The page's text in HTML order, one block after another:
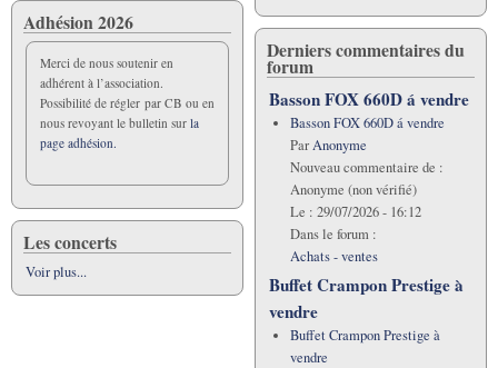
Adhésion 2026
Merci de nous soutenir en
adhérent à l’association.
Possibilité de régler par CB ou en
nous revoyant le bulletin sur la
page adhésion.
Les concerts
Voir plus...
Derniers commentaires du
forum
Basson FOX 660D á vendre
Basson FOX 660D á vendre
ParAnonyme
Nouveau commentaire de :
Anonyme (non vérifié)
Le : 29/07/2026 - 16:12
Dans le forum :
Achats - ventes
Buffet Crampon Prestige à
vendre
Buffet Crampon Prestige à
vendre